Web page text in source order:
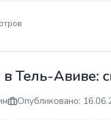
в Тель-Авиве:
Опубликовано: